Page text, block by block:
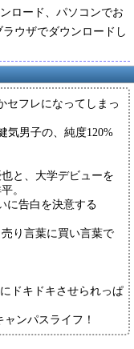
ロード、パソコンでお
ウザでダウンロードし
セフレになってしまっ
気男子の、純度120%
と、大学デビューを
。
に告白を決意する
り言葉に買い言葉で
ドキドキさせられっぱ
ンパスライフ！